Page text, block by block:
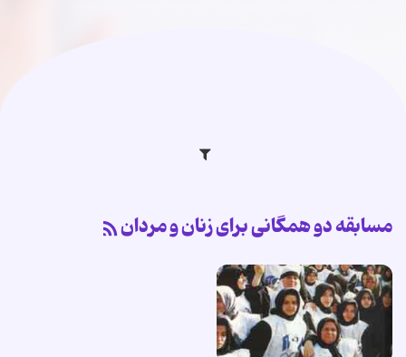
مسابقه دو همگانی برای زنان و مردان